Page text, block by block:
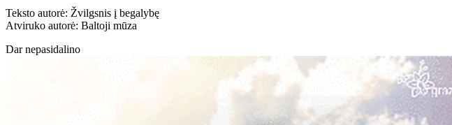
Teksto autorė: Žvilgsnis į begalybę
Atviruko autorė: Baltoji mūza
Dar nepasidalino